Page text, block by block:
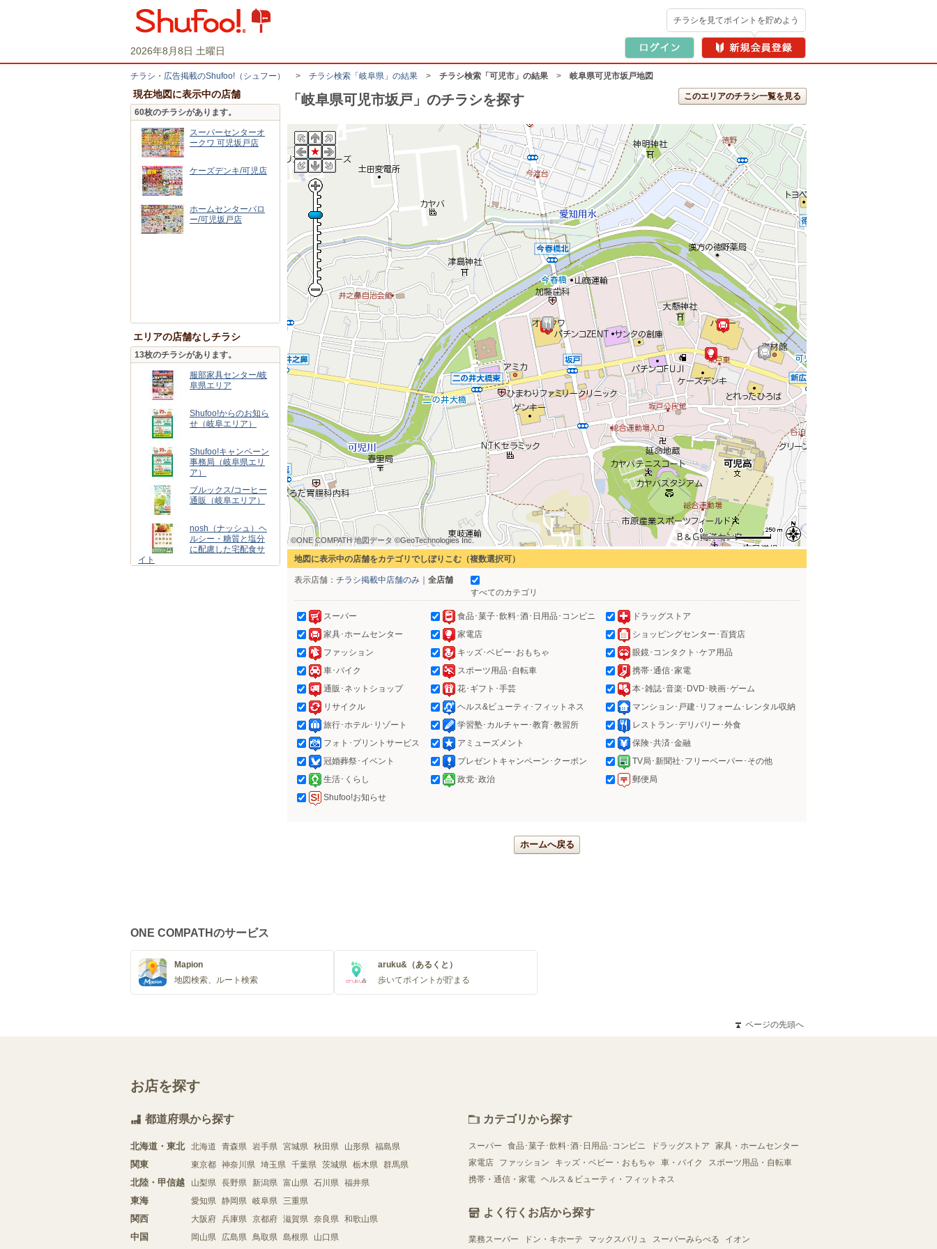
2026年8月8日 土曜日
チラシを見てポイントを貯めよう
チラシ・​広告掲載の​Shufoo!​（シュフー） > チラシ検索「岐阜県」の結果 > チラシ検索「可児市」の結果 > 岐阜県可児市坂戸地図
「岐阜県可児市坂戸」のチラシを探す このエリアのチラシ一覧を見る
©ONE COMPATH 地図データ ©GeoTechnologies Inc.
©ONE COMPATH 地図データ ©GeoTechnologies Inc.
©ONE COMPATH 地図データ ©GeoTechnologies Inc.
©ONE COMPATH 地図データ ©GeoTechnologies Inc.
©ONE COMPATH 地図データ ©GeoTechnologies Inc.
©ONE COMPATH 地図データ ©GeoTechnologies Inc.
©ONE COMPATH 地図データ ©GeoTechnologies Inc.
©ONE COMPATH 地図データ ©GeoTechnologies Inc.
©ONE COMPATH 地図データ ©GeoTechnologies Inc.
地図に表示中の店舗をカテゴリでしぼりこむ（複数選択可）
表示店舗： チラシ掲載中店舗のみ
全店舗
すべてのカテゴリ
スーパー 食品･菓子･飲料･酒･日用品･コンビニ
ドラッグストア
家具･ホームセンター
家電店
ショッピングセンター･百貨店
ファッション
キッズ･ベビー･おもちゃ
眼鏡･コンタクト･ケア用品
車･バイク
スポーツ用品･自転車
携帯･通信･家電
通販･ネットショップ
花･ギフト･手芸
本･雑誌･音楽･DVD･映画･ゲーム
リサイクル
ヘルス&ビューティ･フィットネス
マンション･戸建･リフォーム･レンタル収納
旅行･ホテル･リゾート
学習塾･カルチャー･教育･教習所
レストラン･デリバリー･外食
フォト･プリントサービス
アミューズメント
保険･共済･金融
冠婚葬祭･イベント
プレゼントキャンペーン･クーポン
TV局･新聞社･フリーペーパー･その他
生活･くらし
政党･政治
郵便局
Shufoo!お知らせ
ホームへ戻る
現在地図に表示中の店舗
60枚のチラシがあります。
スーパーセンターオ
ークワ 可児坂戸店
ケーズデンキ/可児店
ホームセンターバロ
ー/可児坂戸店
エリアの店舗なしチラシ
13枚のチラシがあります。
服部家具センター/岐
阜県エリア
Shufoo!からのお知ら
せ（岐阜エリア）
Shufoo!キャンペーン
事務局（岐阜県エリ
ア）
ブルックス/コーヒー
通販（岐阜エリア）
nosh（ナッシュ）ヘ
ルシー・糖質と塩分
に配慮した宅配食サ
イト
ONE COMPATHのサービス
Mapion
地図検索、ルート検索
aruku&（あるくと）
歩いてポイントが貯まる
ページの先頭へ
お店を探す
都道府県から探す
北海道・東北 北海道 青森県 岩手県 宮城県 秋田県 山形県 福島県
関東 東京都 神奈川県 埼玉県 千葉県 茨城県 栃木県 群馬県
北陸・甲信越 山梨県 長野県 新潟県 富山県 石川県 福井県
東海 愛知県 静岡県 岐阜県 三重県
関西 大阪府 兵庫県 京都府 滋賀県 奈良県 和歌山県
中国 岡山県 広島県 鳥取県 島根県 山口県
カテゴリから探す
スーパー 食品･菓子･飲料･酒･日用品･コンビニ ドラッグストア
家具・ホームセンター
家電店
ファッション キッズ・ベビー・おもちゃ 車・バイク
スポーツ用品・自転車
携帯・通信・家電 ヘルス＆ビューティ・フィットネス
よく行くお店から探す
業務スーパー ドン・キホーテ マックスバリュ スーパーみらべる イオン